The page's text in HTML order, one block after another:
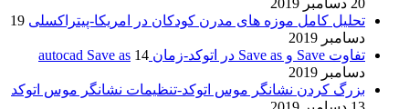
تحلیل کامل موزه های مدرن کودکان در امریکا-پیتراکسلی 19
دسامبر 2019
تفاوت Save و Save as در اتوکد-زمان autocad Save as
14
دسامبر 2019
بزرگ کردن نشانگر موس اتوکد-تنظیمات نشانگر موس اتوکد